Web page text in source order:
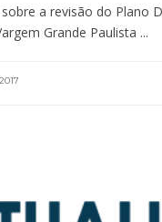
sobre a revisão do Plano
Grande Paulista ...